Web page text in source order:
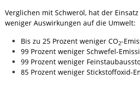
Verglichen mit Schweröl, hat der
weniger Auswirkungen auf die Umwelt:
Bis zu 25 Prozent weniger CO2-
99 Prozent weniger Schwefel-
99 Prozent weniger
85 Prozent weniger Stickstoffoxid-